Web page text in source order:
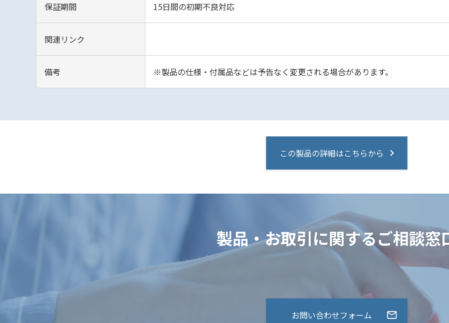
保証期間 15日間の初期不良対応
関連リンク
備考 ※製品の仕様・付属品などは予告なく変更される場合があります。
この製品の詳細はこちらから
製品・お取引に関するご相談窓
お問い合わせフォーム